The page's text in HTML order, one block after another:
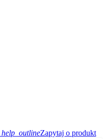
help_outlineZapytaj o produkt